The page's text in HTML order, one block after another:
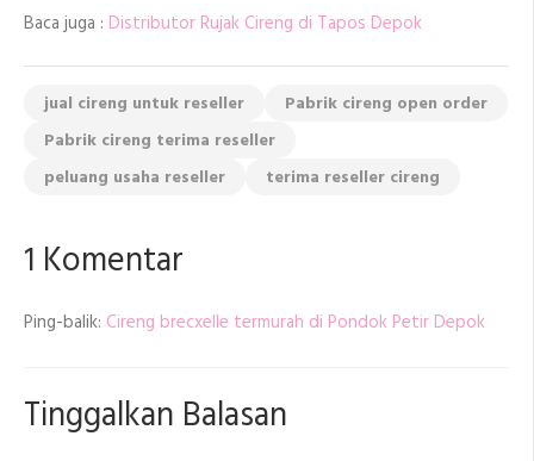
Baca juga : Distributor Rujak Cireng di Tapos Depok
jual cireng untuk reseller
Pabrik cireng open order
Pabrik cireng terima reseller
peluang usaha reseller
terima reseller cireng
1 Komentar
Ping-balik: Cireng brecxelle termurah di Pondok Petir Depok
Tinggalkan Balasan